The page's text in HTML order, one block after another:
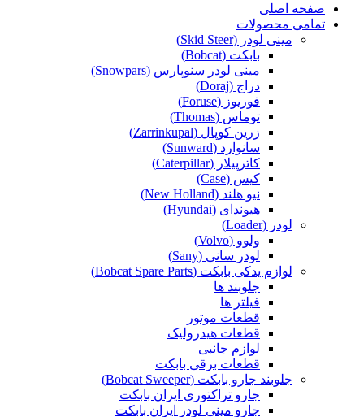
صفحه اصلی
تمامی محصولات
مینی لودر (Skid Steer)
بابکت (Bobcat)
مینی لودر سنوپارس (Snowpars)
دراج (Doraj)
فوریوز (Foruse)
توماس (Thomas)
زرین کوپال (Zarrinkupal)
سانوارد (Sunward)
کاترپیلار (Caterpillar)
کیس (Case)
نیو هلند (New Holland)
هیوندای (Hyundai)
لودر (Loader)
ولوو (Volvo)
لودر سانی (Sany)
لوازم یدکی بابکت (Bobcat Spare Parts)
جلوبند ها
فیلتر ها
قطعات موتور
قطعات هیدرولیک
لوازم جانبی
قطعات برقی بابکت
جلوبند جارو بابکت (Bobcat Sweeper)
جارو تراکتوری ایران بابکت
جارو مینی لودر ایران بابکت